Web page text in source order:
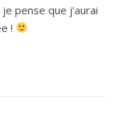
pense que j’aurai
!